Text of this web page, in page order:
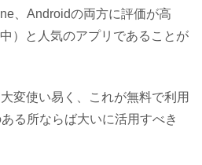
、Androidの両方に評価が高
）と人気のアプリであることが
変使い易く、これが無料で利用
る所ならば大いに活用すべき